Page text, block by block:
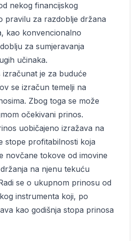
nekog financijskog
pravilu za razdoblje držana
kao konvencionalno
za sumjeravanja
učinaka.
je za buduće
se izračun temelji na
Zbog toga se može
očekivani prinos.
uobičajeno izražava na
stope profitabilnosti koja
novčane tokove od imovine
na njenu tekuću
se o ukupnom prinosu od
instrumenta koji, po
kao godišnja stopa prinosa